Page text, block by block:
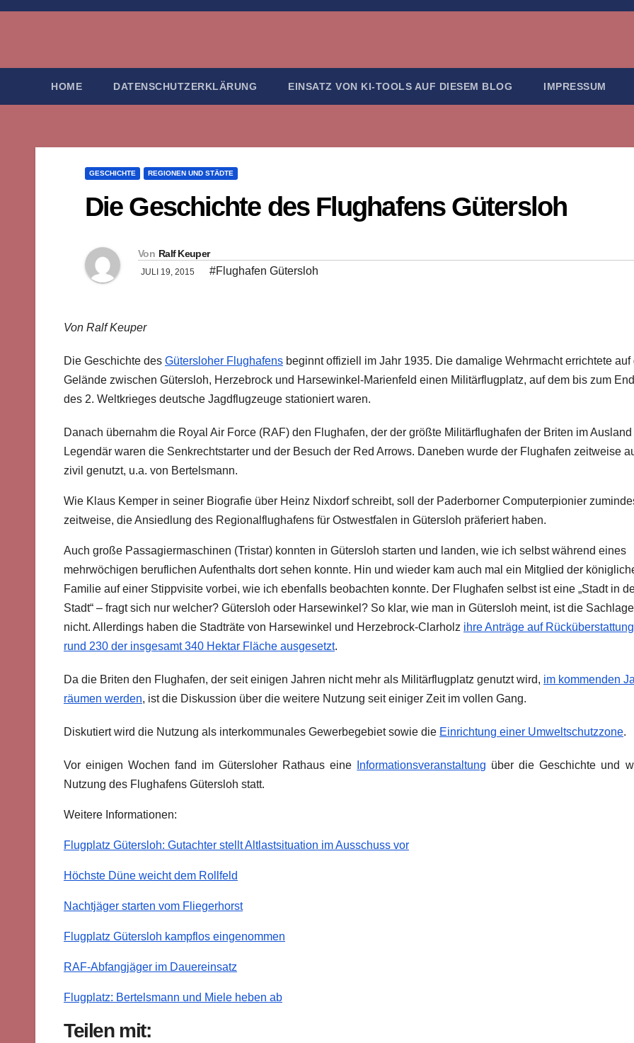
Zum
HOME DATENSCHUTZERKLÄRUNG EINSATZ VON KI-TOOLS AUF DIESEM BLOG IMPRESSUM
GESCHICHTE REGIONEN UND STÄDTE
Die Geschichte des Flughafens Gütersloh
Von Ralf Keuper
JULI 19, 2015 #Flughafen Gütersloh
Von Ralf Keuper
Die Geschichte des Gütersloher Flughafens beginnt offiziell im Jahr 1935. Die damalige Wehrmacht errichtete auf
Gelände zwischen Gütersloh, Herzebrock und Harsewinkel-Marienfeld einen Militärflugplatz, auf dem bis zum
des 2. Weltkrieges deutsche Jagdflugzeuge stationiert waren.
Danach übernahm die Royal Air Force (RAF) den Flughafen, der der größte Militärflughafen der Briten im Ausland
Legendär waren die Senkrechtstarter und der Besuch der Red Arrows. Daneben wurde der Flughafen zeitweise
zivil genutzt, u.a. von Bertelsmann.
Wie Klaus Kemper in seiner Biografie über Heinz Nixdorf schreibt, soll der Paderborner Computerpionier
zeitweise, die Ansiedlung des Regionalflughafens für Ostwestfalen in Gütersloh präferiert haben.
Auch große Passagiermaschinen (Tristar) konnten in Gütersloh starten und landen, wie ich selbst während eines
mehrwöchigen beruflichen Aufenthalts dort sehen konnte. Hin und wieder kam auch mal ein Mitglied der
Familie auf einer Stippvisite vorbei, wie ich ebenfalls beobachten konnte. Der Flughafen selbst ist eine „Stadt in
Stadt“ – fragt sich nur welcher? Gütersloh oder Harsewinkel? So klar, wie man in Gütersloh meint, ist die Sachlage
nicht. Allerdings haben die Stadträte von Harsewinkel und Herzebrock-Clarholz ihre Anträge auf
rund 230 der insgesamt 340 Hektar Fläche ausgesetzt.
Da die Briten den Flughafen, der seit einigen Jahren nicht mehr als Militärflugplatz genutzt wird, im kommenden
räumen werden, ist die Diskussion über die weitere Nutzung seit einiger Zeit im vollen Gang.
Diskutiert wird die Nutzung als interkommunales Gewerbegebiet sowie die Einrichtung einer Umweltschutzzone.
Vor einigen Wochen fand im Gütersloher Rathaus eine Informationsveranstaltung über die Geschichte und
Nutzung des Flughafens Gütersloh statt.
Weitere Informationen:
Flugplatz Gütersloh: Gutachter stellt Altlastsituation im Ausschuss vor
Höchste Düne weicht dem Rollfeld
Nachtjäger starten vom Fliegerhorst
Flugplatz Gütersloh kampflos eingenommen
RAF-Abfangjäger im Dauereinsatz
Flugplatz: Bertelsmann und Miele heben ab
Teilen mit: